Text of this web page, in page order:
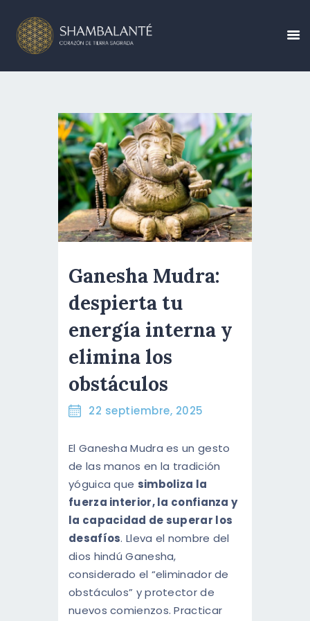
CONÓCENOS
CALENDARIO DE
EVENTOS
CREA TU EVENTO
BLOG
CONTÁCTANOS
RESERVA AHORA
ESPAÑOL
ENGLISH
Ganesha Mudra:
despierta tu
energía interna y
elimina los
obstáculos
22 septiembre, 2025
El Ganesha Mudra es un gesto
de las manos en la tradición
yóguica que simboliza la
fuerza interior, la confianza y
la capacidad de superar los
desafíos. Lleva el nombre del
dios hindú Ganesha,
considerado el “eliminador de
obstáculos” y protector de
nuevos comienzos. Practicar